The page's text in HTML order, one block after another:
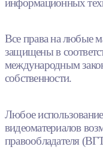
информационных
Все права на любые
защищены в
международным
собственности.
Любое
видеоматериалов
правообладателя